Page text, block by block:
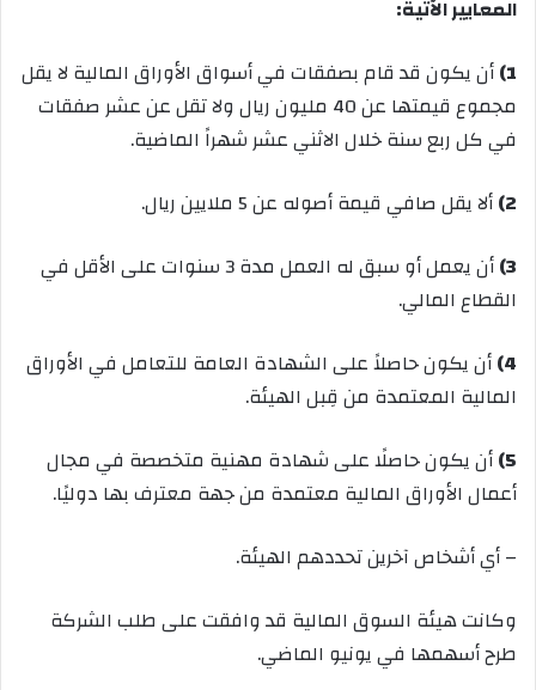
المعايير الآتية:
1) أن يكون قد قام بصفقات في أسواق الأوراق المالية لا يقل
مجموع قيمتها عن 40 مليون ريال ولا تقل عن عشر صفقات
في كل ربع سنة خلال الاثني عشر شهراً الماضية.
2) ألا يقل صافي قيمة أصوله عن 5 ملايين ريال
.
3)
أن يعمل أو سبق له العمل مدة 3 سنوات على الأقل في
القطاع المالي.
4) أن يكون حاصلاً على الشهادة العامة للتعامل في الأوراق
المالية المعتمدة من قِبل الهيئة.
5) أن يكون حاصلًا على شهادة مهنية متخصصة في مجال
أعمال الأوراق المالية معتمدة من جهة معترف بها دوليًا.
– أي أشخاص آخرين تحددهم الهيئة.
وكانت هيئة السوق المالية قد وافقت على طلب الشركة
طرح أسهمها في يونيو الماضي.